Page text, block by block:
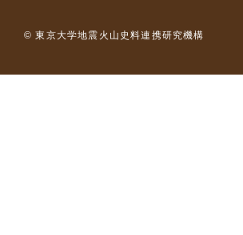
© 東京大学地震火山史料連携研究機構